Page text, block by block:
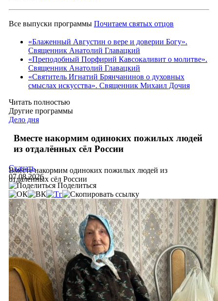
Все выпуски программы Почитаем святых отцов
«Блаженный Августин о вере и доверии Богу».
Священник Анатолий Главацкий
«Преподобный Порфирий Кавсокаливит о молитве».
Священник Анатолий Главацкий
«Святитель Игнатий Брянчанинов о духовных
смыслах искусства». Священник Михаил Дочия
Читать полностью
Другие программы
Дело дня
Вместе накормим одиноких пожилых людей
из отдалённых сёл России
Вместе накормим одиноких пожилых людей из
отдалённых сёл России
Скачать
07.08.2026
Поделиться